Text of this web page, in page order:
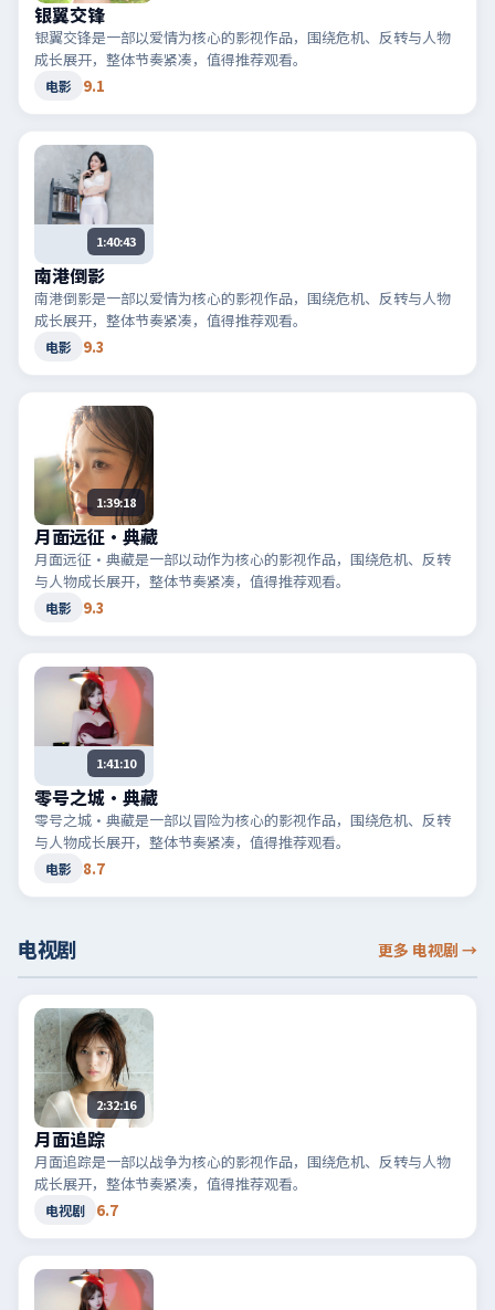
银翼交锋
银翼交锋是一部以爱情为核心的影视作品，围绕危机、反转与人物
成长展开，整体节奏紧凑，值得推荐观看。
电影 9.1
1:40:43
南港倒影
南港倒影是一部以爱情为核心的影视作品，围绕危机、反转与人物
成长展开，整体节奏紧凑，值得推荐观看。
电影 9.3
1:39:18
月面远征·典藏
月面远征·典藏是一部以动作为核心的影视作品，围绕危机、反转
与人物成长展开，整体节奏紧凑，值得推荐观看。
电影 9.3
1:41:10
零号之城·典藏
零号之城·典藏是一部以冒险为核心的影视作品，围绕危机、反转
与人物成长展开，整体节奏紧凑，值得推荐观看。
电影 8.7
电视剧 更多 电视剧 →
2:32:16
月面追踪
月面追踪是一部以战争为核心的影视作品，围绕危机、反转与人物
成长展开，整体节奏紧凑，值得推荐观看。
电视剧 6.7